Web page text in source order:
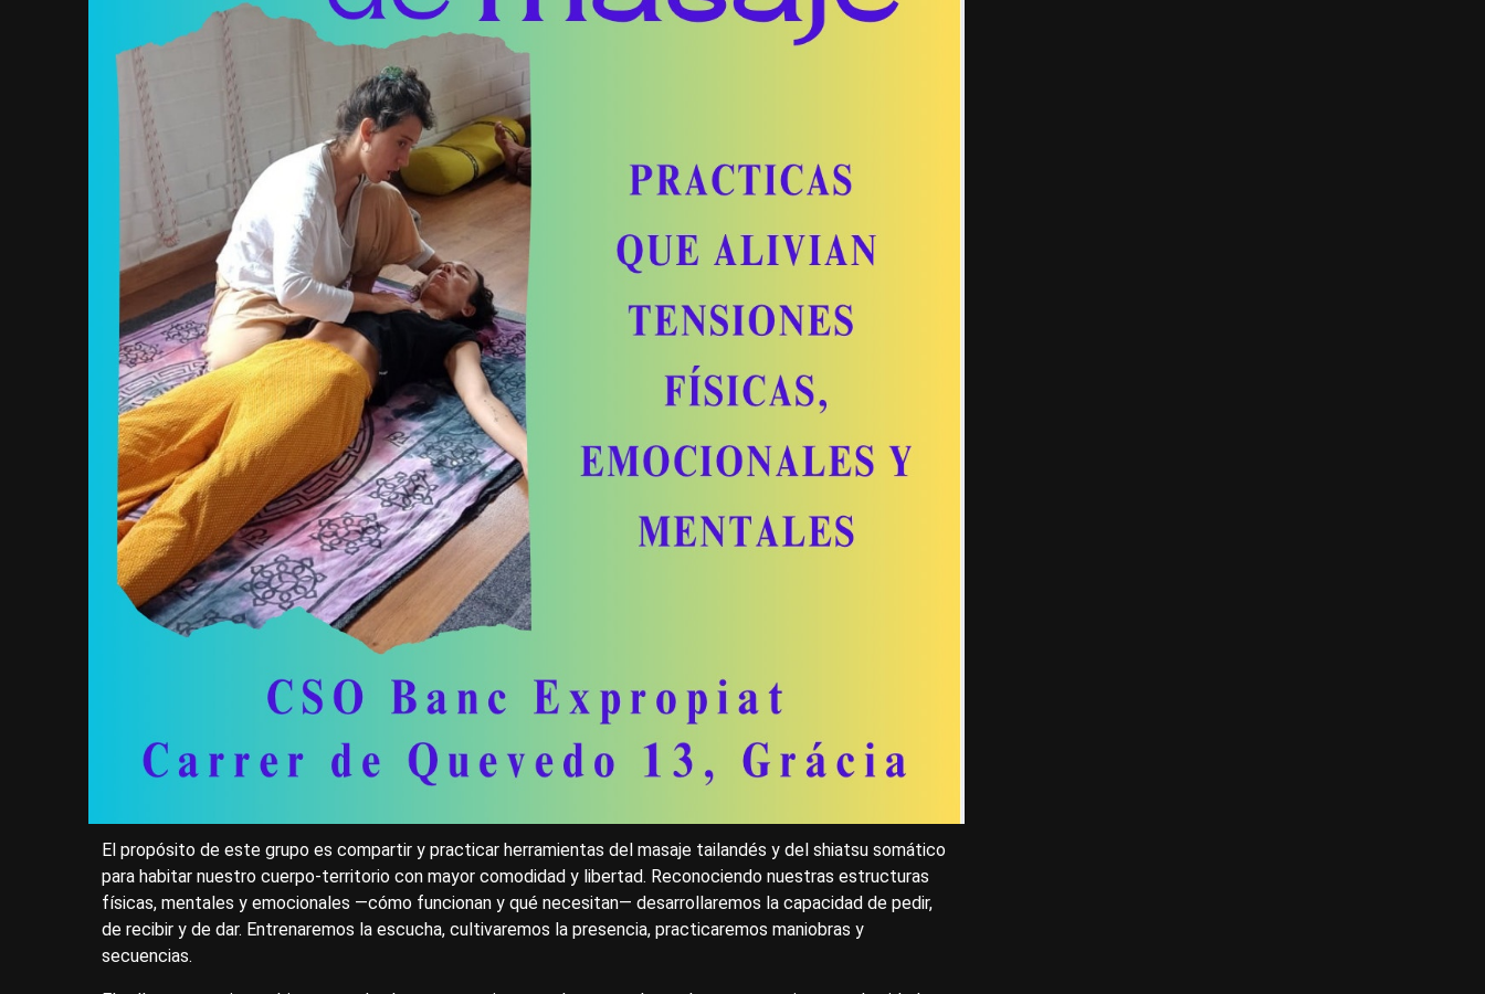
El propósito de este grupo es compartir y practicar herramientas del masaje tailandés y del shiatsu somático
para habitar nuestro cuerpo-territorio con mayor comodidad y libertad. Reconociendo nuestras estructuras
físicas, mentales y emocionales —cómo funcionan y qué necesitan— desarrollaremos la capacidad de pedir,
de recibir y de dar. Entrenaremos la escucha, cultivaremos la presencia, practicaremos maniobras y
secuencias.